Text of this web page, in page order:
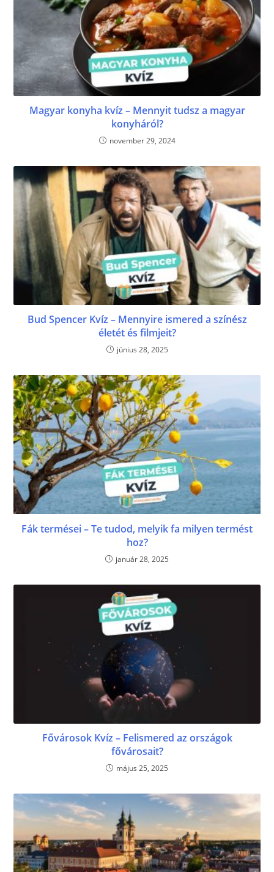
Magyar konyha kvíz – Mennyit tudsz a magyar
konyháról?
november 29, 2024
Bud Spencer Kvíz – Mennyire ismered a színész
életét és filmjeit?
június 28, 2025
Fák termései – Te tudod, melyik fa milyen termést
hoz?
január 28, 2025
Fővárosok Kvíz – Felismered az országok
fővárosait?
május 25, 2025